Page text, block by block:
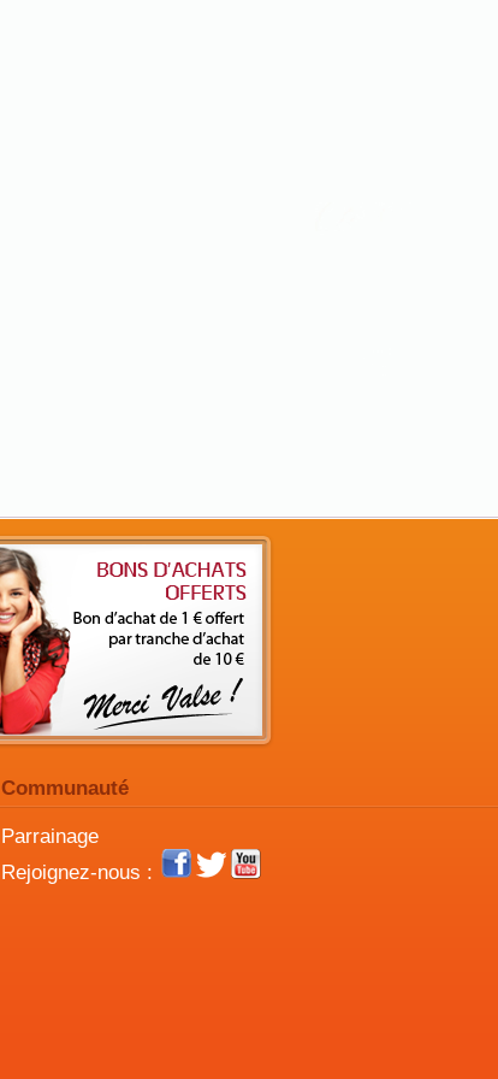
Communauté
Parrainage
Rejoignez-nous :